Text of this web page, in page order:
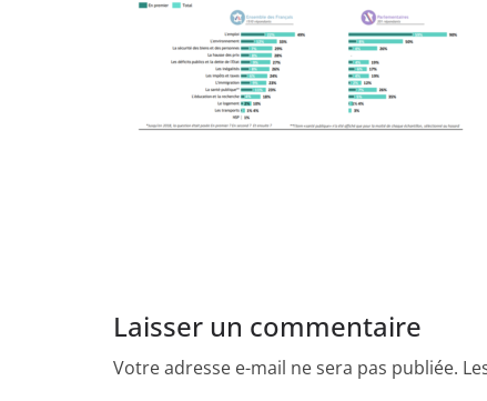
Laisser un commentaire
Votre adresse e-mail ne sera pas publiée.